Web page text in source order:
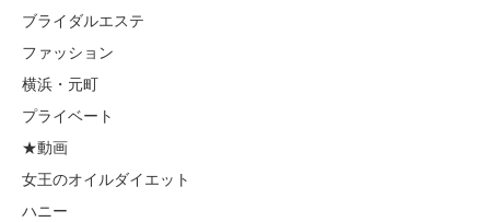
ブライダルエステ
ファッション
横浜・元町
プライベート
★動画
女王のオイルダイエット
ハニー